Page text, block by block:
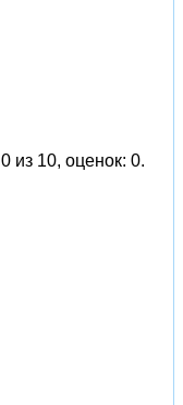
0 из 10, оценок: 0.